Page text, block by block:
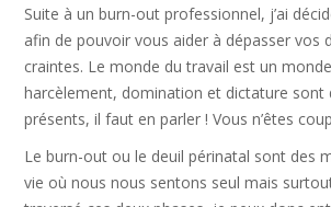
Suite à un burn-out professionnel, j’ai
afin de pouvoir vous aider à dépasser vos
craintes. Le monde du travail est un
harcèlement, domination et dictature sont
présents, il faut en parler ! Vous n’êtes
Le burn-out ou le deuil périnatal sont des
vie où nous nous sentons seul mais surtout